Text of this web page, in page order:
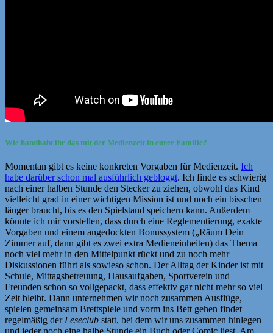
Wie handhabt ihr das mit der Medienzeit in eurer Familie?
Momentan gibt es keine konkreten Vorgaben für Medienzeit. Ich
habe darüber schon mal ausführlich gebloggt. Ich finde es schwierig
nach einer halben Stunde den Stecker zu ziehen, obwohl das Kind
vielleicht grad in einer wichtigen Mission ist und noch ein bisschen
länger braucht, bis es den Spielstand speichern kann. Außerdem
könnte ich mir vorstellen, dass durch eine Reglementierung, exakte
Vorgaben und einem angedockten Bonussystem („Räum Dein
Zimmer auf, dann gibt es zwei extra Medieneinheiten) das Thema
noch viel mehr in den Mittelpunkt rückt und zu noch mehr
Diskussionen führt als sowieso schon. Der Alltag der Kinder ist mit
Schule, Mittagsbetreuung, Hausaufgaben, Sportverein und
Freunden schon so vollgepackt, dass effektiv gar nicht mehr so viel
Zeit bleibt. Dann unternehmen wir noch zusammen Ausflüge,
spielen gemeinsam Brettspiele und vorm ins Bett gehen findet
regelmäßig der Leseclub statt, bei dem wir uns zusammen hinlegen